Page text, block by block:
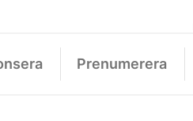
Prenumerera